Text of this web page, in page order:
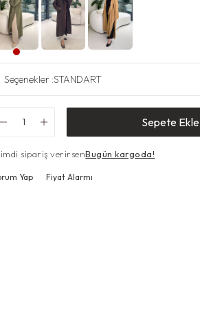
Seçenekler :STANDART
Sepete Ekle
sipariş verirsenBugün kargoda!
Yap Fiyat Alarmı